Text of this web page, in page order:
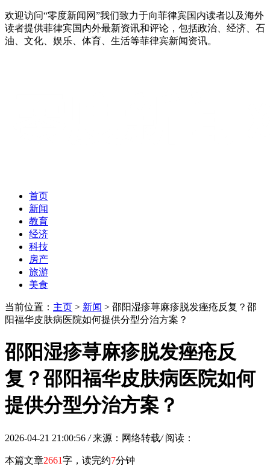
欢迎访问“零度新闻网”我们致力于向菲律宾国内读者以及海外
读者提供菲律宾国内外最新资讯和评论，包括政治、经济、石
油、文化、娱乐、体育、生活等菲律宾新闻资讯。
首页
新闻
教育
经济
科技
房产
旅游
美食
当前位置： 主页 > 新闻 > 邵阳湿疹荨麻疹脱发痤疮反复？邵
阳福华皮肤病医院如何提供分型分治方案？
邵阳湿疹荨麻疹脱发痤疮反
复？邵阳福华皮肤病医院如何
提供分型分治方案？
2026-04-21 21:00:56 / 来源：网络转载/ 阅读：
本篇文章2661字，读完约7分钟